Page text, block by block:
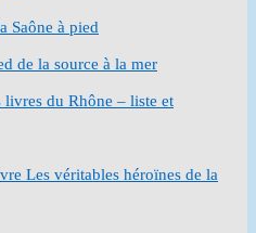
Saône à pied
de la source à la mer
livres du Rhône – liste et
Les véritables héroïnes de la